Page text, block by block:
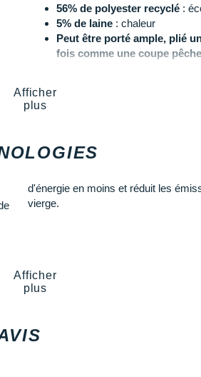
56% de polyester recyclé:
5% de laine: chaleur
Peut être porté ample, plié
fois comme une coupe
Les autres produits
Afficher
plus
d'énergie en moins et réduit les
vierge.
Afficher
plus